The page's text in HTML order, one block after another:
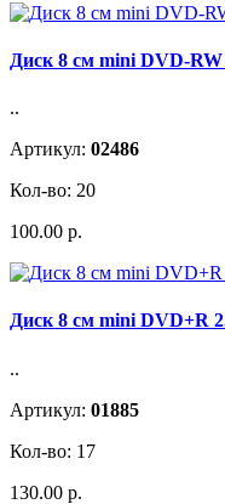
Диск 8 см mini DVD-
..
Артикул: 02486
Кол-во: 20
100.00 р.
Диск 8 см mini DVD+R
..
Артикул: 01885
Кол-во: 17
130.00 р.